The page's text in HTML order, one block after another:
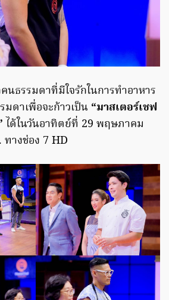
ธรรมดาที่มีใจรักในการทำอาหาร
ดาเพื่อจะก้าวเป็น “มาสเตอร์เชฟ
ได้ในวันอาทิตย์ที่ 29 พฤษภาคม
ทางช่อง 7 HD